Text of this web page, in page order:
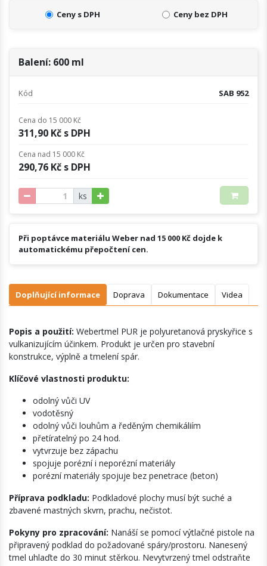
Ceny s DPH Ceny bez DPH
Balení: 600 ml
Kód SAB 952
Cena do 15 000 Kč
311,90 Kč s DPH
Cena nad 15 000 Kč
290,76 Kč s DPH
ks
Při poptávce materiálu Weber nad 15 000 Kč dojde k
automatickému přepočtení cen.
Doplňující informace Doprava Dokumentace Videa
Popis a použití: Webertmel PUR je polyuretanová pryskyřice s
vulkanizujícím účinkem. Produkt je určen pro stavební
konstrukce, výplně a tmelení spár.
Klíčové vlastnosti produktu:
odolný vůči UV
vodotěsný
odolný vůči louhům a ředěným chemikáliím
přetíratelný po 24 hod.
vytvrzuje bez zápachu
spojuje porézní i neporézní materiály
porézní materiály spojuje bez penetrace (beton)
Příprava podkladu: Podkladové plochy musí být suché a
zbavené mastných skvrn, prachu, nečistot.
Pokyny pro zpracování: Nanáší se pomocí výtlačné pistole na
připravený podklad do požadované spáry/prostoru. Nanesený
tmel uhlaďte do 30 minut stěrkou. Nevytvrzený tmel odstraňte